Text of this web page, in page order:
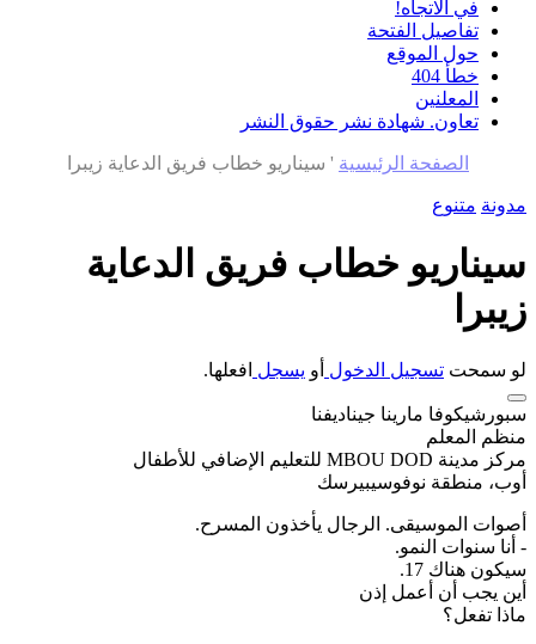
في الاتجاه!
تفاصيل الفتحة
حول الموقع
خطأ 404
المعلنين
تعاون. شهادة نشر حقوق النشر
الصفحة الرئيسية ' سيناريو خطاب فريق الدعاية زيبرا
مدونة متنوع
سيناريو خطاب فريق الدعاية
زيبرا
لو سمحت تسجيل الدخول أو يسجل افعلها.
سبورشيكوفا مارينا جيناديفنا
منظم المعلم
مركز مدينة MBOU DOD للتعليم الإضافي للأطفال
أوب، منطقة نوفوسيبيرسك
أصوات الموسيقى. الرجال يأخذون المسرح.
- أنا سنوات النمو.
سيكون هناك 17.
أين يجب أن أعمل إذن
ماذا تفعل؟